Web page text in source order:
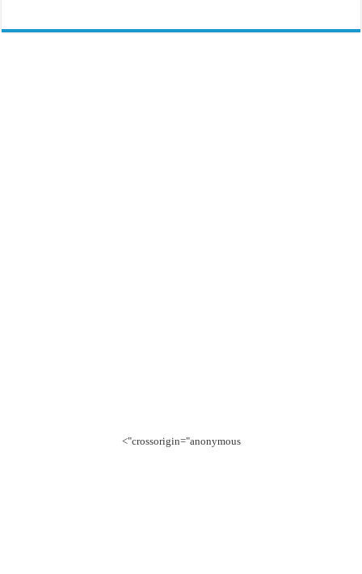
crossorigin="anonymous">